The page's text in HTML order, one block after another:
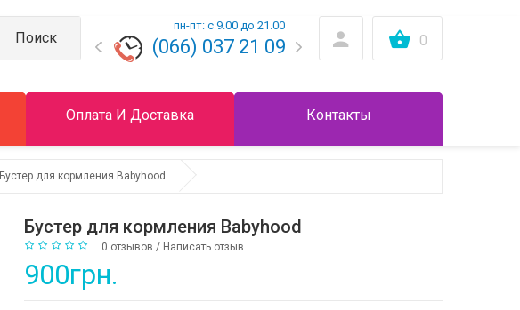
0
Поиск
пн-пт: с 9.00 до 21.00
(066) 037 21 09
Оплата И Доставка Контакты
Бустер для кормления Babyhood
Бустер для кормления Babyhood
0 отзывов / Написать отзыв
900грн.